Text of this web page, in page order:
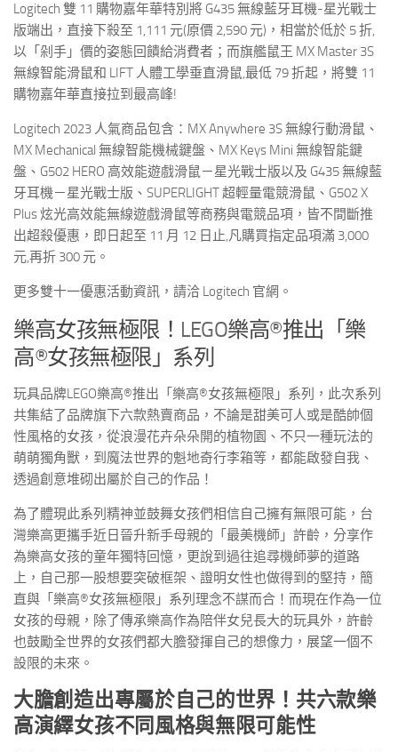
Logitech 雙 11 購物嘉年華特別將 G435 無線藍牙耳機-星光戰士
版端出，直接下殺至 1,111 元(原價 2,590 元)，相當於低於 5 折,
以「剁手」價的姿態回饋給消費者；而旗艦鼠王 MX Master 3S
無線智能滑鼠和 LIFT 人體工學垂直滑鼠,最低 79 折起，將雙 11
購物嘉年華直接拉到最高峰!
Logitech 2023 人氣商品包含：MX Anywhere 3S 無線行動滑鼠、
MX Mechanical 無線智能機械鍵盤、MX Keys Mini 無線智能鍵
盤、G502 HERO 高效能遊戲滑鼠－星光戰士版以及 G435 無線藍
牙耳機－星光戰士版、SUPERLIGHT 超輕量電競滑鼠、G502 X
Plus 炫光高效能無線遊戲滑鼠等商務與電競品項，皆不間斷推
出超殺優惠，即日起至 11 月 12 日止,凡購買指定品項滿 3,000
元,再折 300 元。
更多雙十一優惠活動資訊，請洽 Logitech 官網。
樂高女孩無極限！ LEGO樂高®推出「樂
高®女孩無極限」系列
玩具品牌LEGO樂高®推出「樂高®女孩無極限」系列，此次系列
共集結了品牌旗下六款熱賣商品，不論是甜美可人或是酷帥個
性風格的女孩，從浪漫花卉朵朵開的植物園、不只一種玩法的
萌萌獨角獸，到魔法世界的魁地奇行李箱等，都能啟發自我、
透過創意堆砌出屬於自己的作品！
為了體現此系列精神並鼓舞女孩們相信自己擁有無限可能，台
灣樂高更攜手近日晉升新手母親的「最美機師」許齡 ，分享作
為樂高女孩的童年獨特回憶，更說到過往追尋機師夢的道路
上，自己那一股想要突破框架、證明女性也做得到的堅持，簡
直與「樂高®女孩無極限」系列理念不謀而合！而現在作為一位
女孩的母親，除了傳承樂高作為陪伴女兒長大的玩具外，許齡
也鼓勵全世界的女孩們都大膽發揮自己的想像力，展望一個不
設限的未來。
大膽創造出專屬於自己的世界！共六款樂
高演繹女孩不同風格與無限可能性